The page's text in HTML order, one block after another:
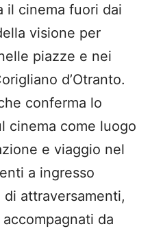
il cinema fuori dai
visione per
piazze e nei
d’Otranto.
conferma lo
cinema come luogo
e viaggio nel
a ingresso
attraversamenti,
da